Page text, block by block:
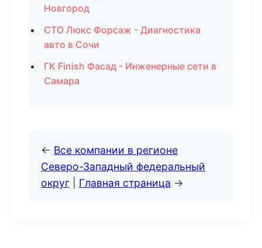
Новгород
СТО Люкс Форсаж - Диагностика
авто в Сочи
ГК Finish Фасад - Инженерные сети в
Самара
← Все компании в регионе
Северо-Западный федеральный
округ
Главная страница →